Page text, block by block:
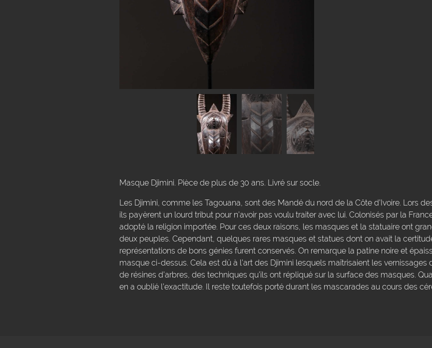
Masque Djimini. Pièce de plus de 30 ans. Livré sur socle.
Les Djimini, comme les Tagouana, sont des Mandé du nord de la Côte d’Ivoire. Lors
ils payèrent un lourd tribut pour n’avoir pas voulu traiter avec lui. Colonisés par la
adopté la religion importée. Pour ces deux raisons, les masques et la statuaire ont
deux peuples. Cependant, quelques rares masques et statues dont on avait la
représentations de bons génies furent conservés. On remarque la patine noire et
masque ci-dessus. Cela est dû à l’art des Djimini lesquels maîtrisaient les vernissages
de résines d’arbres, des techniques qu’ils ont répliqué sur la surface des masques.
en a oublié l’exactitude. Il reste toutefois porté durant les mascarades au cours des